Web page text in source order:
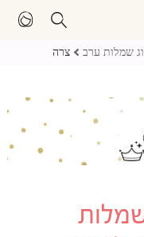
שמלות ערב צרה